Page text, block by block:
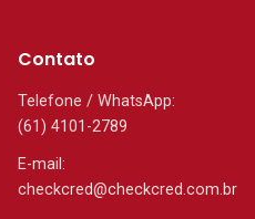
Contato
Telefone / WhatsApp:
(61) 4101-2789
E-mail:
checkcred@checkcred.com.br